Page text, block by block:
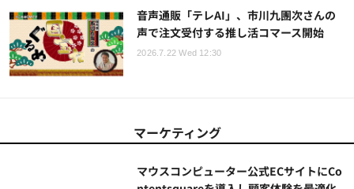
音声通販「テレAI」、市川九團次さんの
声で注文受付する推し活コマース開始
2026.7.22 Wed 12:30
マーケティング
マウスコンピューター公式ECサイトにCo